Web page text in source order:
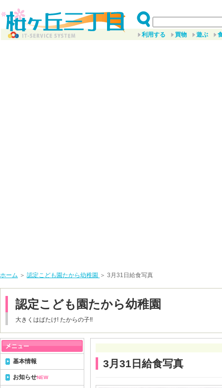
利用する 買物 遊ぶ
ホーム ＞ 認定こども園たから幼稚園 ＞ 3月31日給食写真
認定こども園たから幼稚園
大きくはばたけ! たからの子!!
3月31日給食写真
基本情報
お知らせNEW